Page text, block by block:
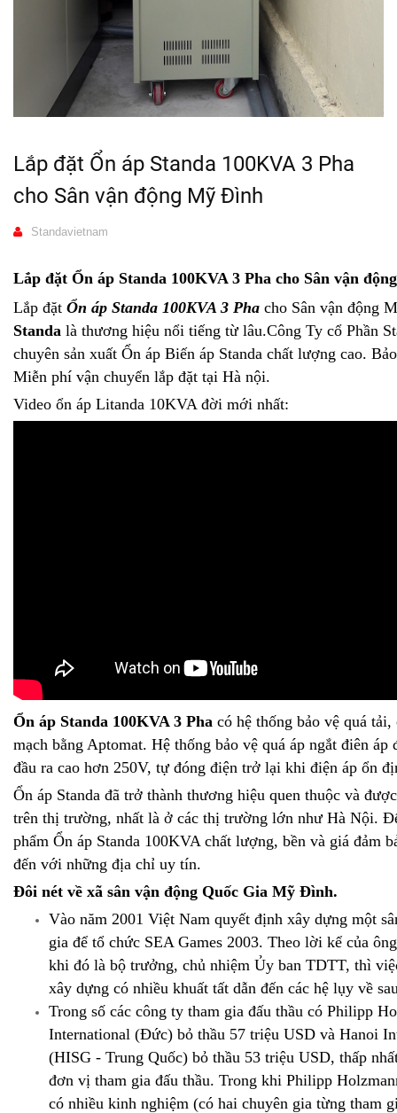
Lắp đặt Ổn áp Standa 100KVA 3 Pha
cho Sân vận động Mỹ Đình
Standavietnam
Lắp đặt Ổn áp Standa 100KVA 3 Pha cho Sân vận
Lắp đặt Ổn áp Standa 100KVA 3 Pha cho Sân vận động
Standa là thương hiệu nổi tiếng từ lâu.Công Ty cổ Phần
chuyên sản xuất Ổn áp Biến áp Standa chất lượng cao.
Miễn phí vận chuyển lắp đặt tại Hà nội.
Video ổn áp Litanda 10KVA đời mới nhất:
Ổn áp Standa 100KVA 3 Pha có hệ thống bảo vệ quá tải,
mạch bằng Aptomat. Hệ thống bảo vệ quá áp ngắt điên áp
đầu ra cao hơn 250V, tự đóng điện trở lại khi điện áp ổn
Ổn áp Standa đã trở thành thương hiệu quen thuộc và
trên thị trường, nhất là ở các thị trường lớn như Hà Nội.
phẩm Ổn áp Standa 100KVA chất lượng, bền và giá đảm
đến với những địa chỉ uy tín.
Đôi nét về xã sân vận động Quốc Gia Mỹ Đình.
Vào năm 2001 Việt Nam quyết định xây dựng một
gia để tổ chức SEA Games 2003. Theo lời kể của
khi đó là bộ trưởng, chủ nhiệm Ủy ban TDTT, thì
xây dựng có nhiều khuất tất dẫn đến các hệ lụy về
Trong số các công ty tham gia đấu thầu có Philipp
International (Đức) bỏ thầu 57 triệu USD và Hanoi
(HISG - Trung Quốc) bỏ thầu 53 triệu USD, thấp
đơn vị tham gia đấu thầu. Trong khi Philipp
có nhiều kinh nghiệm (có hai chuyên gia từng tham